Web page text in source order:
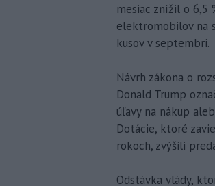
mesiac znížil o 6,5
elektromobilov na
kusov v septembri.
Návrh zákona o
Donald Trump
úľavy na nákup
Dotácie, ktoré
rokoch, zvýšili
Odstávka vlády,